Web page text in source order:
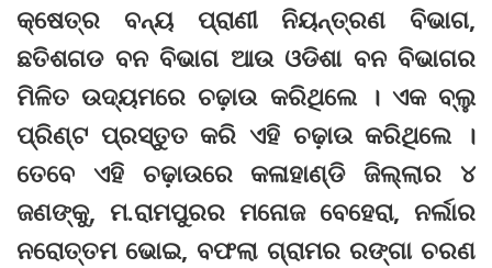
କ୍ଷେତ୍ର ବନ୍ୟ ପ୍ରାଣୀ ନିୟନ୍ତ୍ରଣ ବିଭାଗ,
ଛତିଶଗଡ ବନ ବିଭାଗ ଆଉ ଓଡିଶା ବନ ବିଭାଗର
ମିଳିତ ଉଦ୍ୟମରେ ଚଢ଼ାଉ କରିଥିଲେ । ଏକ ବ୍ଲୁ
ପ୍ରିଣ୍ଟ ପ୍ରସ୍ତୁତ କରି ଏହି ଚଢ଼ାଉ କରିଥିଲେ ।
ତେବେ ଏହି ଚଢ଼ାଉରେ କଳାହାଣ୍ଡି ଜିଲ୍ଲାର ୪
ଜଣଙ୍କୁ, ମ.ରାମପୁରର ମନୋଜ ବେହେରା, ନର୍ଲାର
ନରୋତ୍ତମ ଭୋଇ, ବଫଲା ଗ୍ରାମର ରଙ୍ଗା ଚରଣ